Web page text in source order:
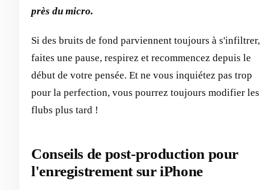
près du micro.
Si des bruits de fond parviennent toujours à s'infiltrer,
faites une pause, respirez et recommencez depuis le
début de votre pensée. Et ne vous inquiétez pas trop
pour la perfection, vous pourrez toujours modifier les
flubs plus tard !
Conseils de post-production pour
l'enregistrement sur iPhone